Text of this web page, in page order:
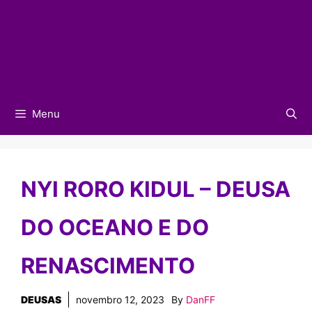
Menu
NYI RORO KIDUL – DEUSA
DO OCEANO E DO
RENASCIMENTO
DEUSAS novembro 12, 2023 By DanFF